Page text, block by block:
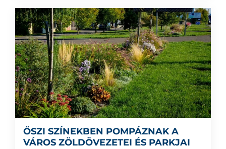
ŐSZI SZÍNEKBEN POMPÁZNAK A
VÁROS ZÖLDÖVEZETEI ÉS PARKJAI